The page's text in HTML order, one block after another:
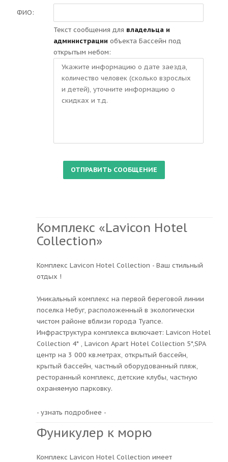
ФИО:
Текст сообщения для владельца и
администрации объекта Бассейн под
открытым небом:
Комплекс «Lavicon Hotel
Collection»
Комплекс Lavicon Hotel Collection - Ваш стильный
отдых !
Уникальный комплекс на первой береговой линии
поселка Небуг, расположенный в экологически
чистом районе вблизи города Туапсе.
Инфраструктура комплекса включает: Lavicon Hotel
Collection 4* , Lavicon Apart Hotel Collection 5*,SPA
центр на 3 000 кв.метрах, открытый бассейн,
крытый бассейн, частный оборудованный пляж,
ресторанный комплекс, детские клубы, частную
охраняемую парковку.
- узнать подробнее -
Фуникулер к морю
Комплекс Lavicon Hotel Collection имеет